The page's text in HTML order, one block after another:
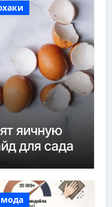
яичную
для сада
мода